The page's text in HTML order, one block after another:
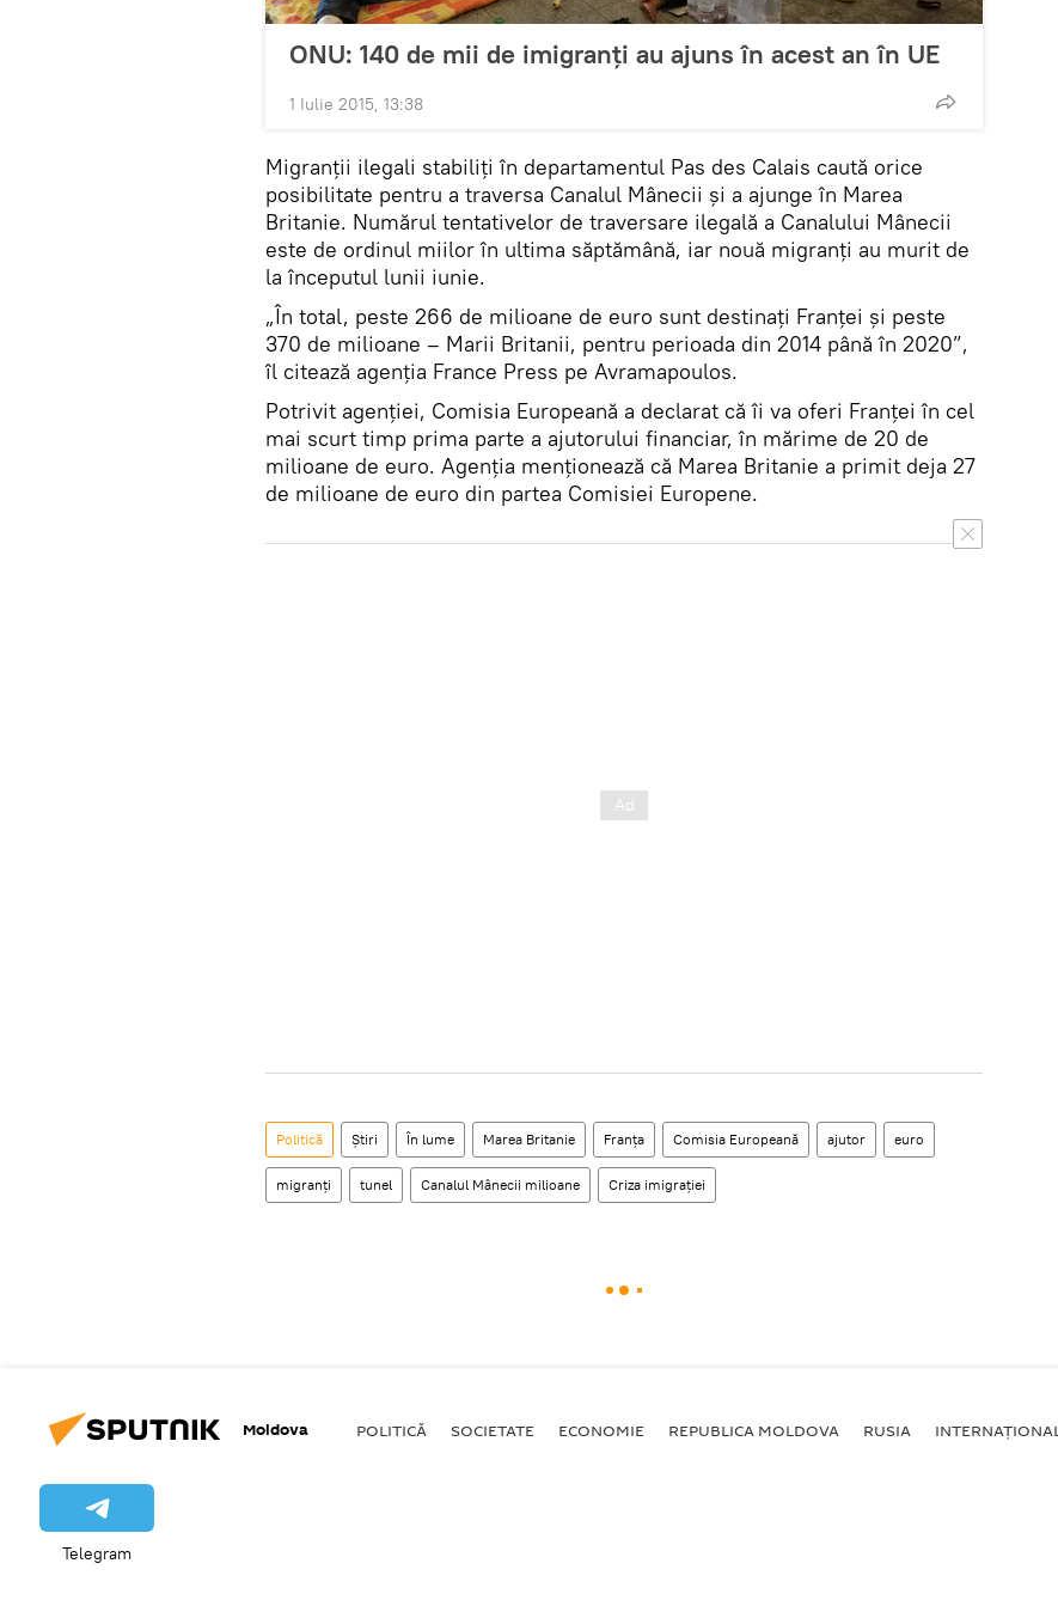
ONU: 140 de mii de imigranţi au ajuns în acest an în UE
1 Iulie 2015, 13:38
Migranţii ilegali stabiliţi în departamentul Pas des Calais caută orice
posibilitate pentru a traversa Canalul Mânecii şi a ajunge în Marea
Britanie. Numărul tentativelor de traversare ilegală a Canalului Mânecii
este de ordinul miilor în ultima săptămână, iar nouă migranţi au murit de
la începutul lunii iunie.
„În total, peste 266 de milioane de euro sunt destinaţi Franţei şi peste
370 de milioane – Marii Britanii, pentru perioada din 2014 până în 2020”,
îl citează agenţia France Press pe Avramapoulos.
Potrivit agenţiei, Comisia Europeană a declarat că îi va oferi Franţei în cel
mai scurt timp prima parte a ajutorului financiar, în mărime de 20 de
milioane de euro. Agenţia menţionează că Marea Britanie a primit deja 27
de milioane de euro din partea Comisiei Europene.
Politică Știri În lume Marea Britanie Franţa Comisia Europeană ajutor euro
migranţi tunel Canalul Mânecii milioane Criza imigraţiei
Moldova POLITICĂ SOCIETATE ECONOMIE REPUBLICA MOLDOVA RUSIA INTERNAȚIONAL
Telegram